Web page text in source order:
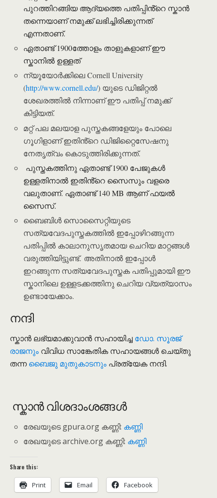
പുറത്തിറങ്ങിയ ആദ്യത്തെ പതിപ്പിൻ്റെ സ്കാൻ
തന്നെയാണ് നമുക്ക് ലഭിച്ചിരിക്കുന്നത്
എന്നതാണ്.
ഏതാണ്ട് 1900ത്തോളം താളുകളാണ് ഈ
സ്കാനിൽ ഉള്ളത്
ന്യൂയോർക്കിലെ Cornell University
(http://www.cornell.edu/) യുടെ ഡിജിറ്റൽ
ശേഖരത്തിൽ നിന്നാണ് ഈ പതിപ്പ് നമുക്ക്
കിട്ടിയത്.
മറ്റ് പല മലയാള പുസ്തകങ്ങളേയും പോലെ
ഗൂഗിളാണ് ഇതിൻ്റെ ഡിജിറ്റൈസേഷനു
നേതൃത്വം കൊടുത്തിരിക്കുന്നത്.
പുസ്തകത്തിനു ഏതാണ്ട് 1900 പേജുകൾ
ഉള്ളതിനാൽ ഇതിൻ്റെ സൈസും വളരെ
വലുതാണ്. ഏതാണ്ട് 140 MB ആണ് ഫയൽ
സൈസ്.
ബൈബിൾ സൊസൈറ്റിയുടെ
സത്യവേദപുസ്തകത്തിൽ ഇപ്പോഴിറങ്ങുന്ന
പതിപ്പിൽ കാലാനുസൃതമായ ചെറിയ മാറ്റങ്ങൾ
വരുത്തിയിട്ടുണ്ട്. അതിനാൽ ഇപ്പോൾ
ഇറങ്ങുന്ന സത്യവേദപുസ്തക പതിപ്പുമായി ഈ
സ്കാനിലെ ഉള്ളടക്കത്തിനു ചെറിയ വ്യത്യാസം
ഉണ്ടായേക്കാം.
നന്ദി
സ്കാൻ ലഭ്യമാക്കുവാൻ സഹായിച്ച ഡോ. സൂരജ്
രാജനും വിവിധ സാങ്കേതിക സഹായങ്ങൾ ചെയ്തു
തന്നബൈജു മുതുകാടനും പ്രത്യേക നന്ദി.
സ്കാൻ വിശദാംശങ്ങൾ
രേഖയുടെ gpura.org കണ്ണി: കണ്ണി
രേഖയുടെ archive.org കണ്ണി: കണ്ണി
Share this:
Print Email Facebook